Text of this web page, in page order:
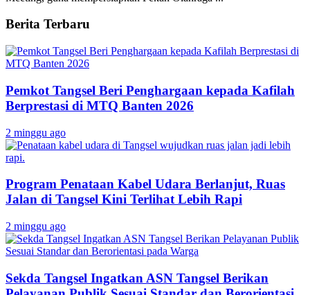
Berita Terbaru
Pemkot Tangsel Beri Penghargaan kepada Kafilah
Berprestasi di MTQ Banten 2026
2 minggu ago
Program Penataan Kabel Udara Berlanjut, Ruas
Jalan di Tangsel Kini Terlihat Lebih Rapi
2 minggu ago
Sekda Tangsel Ingatkan ASN Tangsel Berikan